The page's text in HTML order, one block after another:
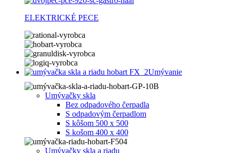
ELEKTRICKÉ PECE
Umývanie
Umývačky skla
Bez odpadového čerpadla
S odpadovým čerpadlom
S kôšom 500 x 500
S košom 400 x 400
Umývačky skla a riadu